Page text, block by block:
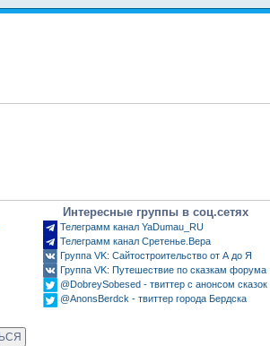
Интересные группы в соц.сетях
Телеграмм канал YaDumau_RU
Телеграмм канал Сретенье.Вера
Группа VK: Сайтостроительство от А до Я
Группа VK: Путешествие по сказкам форума
@DobreySobesed - твиттер с анонсом сказок
@AnonsBerdck - твиттер города Бердска